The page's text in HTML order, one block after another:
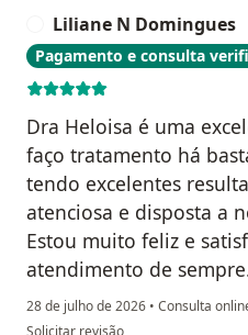
Liliane N Domingues
Pagamento e consulta
Dra Heloisa é uma
faço tratamento há
tendo excelentes
atenciosa e disposta a
Estou muito feliz e
atendimento de
28 de julho de 2026 • Consulta
na opinião do utilizador Liliane N